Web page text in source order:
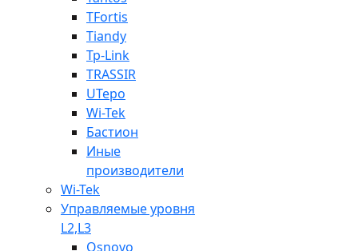
TFortis
Tiandy
Tp-Link
TRASSIR
UTepo
Wi-Tek
Бастион
Иные
производители
Wi-Tek
Управляемые уровня
L2,L3
Osnovo